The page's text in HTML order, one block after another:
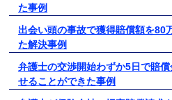
た事例
出会い頭の事故で獲得賠償額を80
た解決事例
弁護士の交渉開始わずか5日で賠
せることができた事例